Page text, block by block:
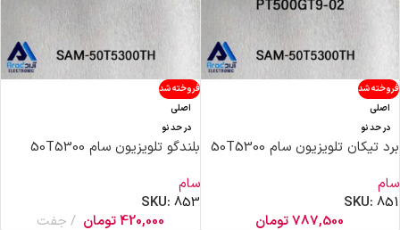
فروخته شد
اصلی
در حد نو
برد تیکان تلویزیون سام 50T5300
سام
SKU: 851
787,500تومان
فروخته شد
اصلی
در حد نو
بلندگو تلویزیون سام 50T5300
سام
SKU: 853
420,000تومان جفت